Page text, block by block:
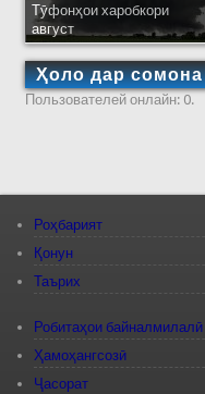
Тӯфонҳои харобкори
август
Ҳоло дар сомона
Пользователей онлайн: 0.
Роҳбарият
Қонун
Таърих
Робитаҳои байналмилалӣ
Ҳамоҳангсозӣ
Ҷасорат